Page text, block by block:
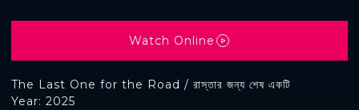
The Last One for the Road / রাস্তার জন্য শেষ একটি
Year: 2025
Watch Online